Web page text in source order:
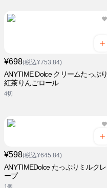
¥698(税込¥753.84)
ANYTIME Dolce クリームたっぷり
紅茶りんごロール
4切
¥598(税込¥645.84)
ANYTIMEDolce たっぷりミルクレ
ープ
1個